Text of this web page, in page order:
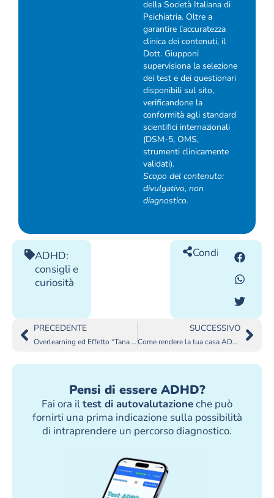
della Società Italiana di
Psichiatria. Oltre a
garantire l’accuratezza
clinica dei contenuti, il
Dott. Giupponi
supervisiona la selezione
dei test e dei questionari
disponibili sul sito,
verificandone la
conformità agli standard
scientifici internazionali
(DSM-5, OMS,
strumenti clinicamente
validati).
Scopo del contenuto:
divulgativo, non
diagnostico.
ADHD:
consigli e
curiosità
Condividilo
PRECEDENTE
Overlearning ed Effetto “Tana del Bianconiglio” nell’ADHD
SUCCESSIVO
Come rendere la tua casa ADHD-friendly
Pensi di essere ADHD?
Fai ora iltest di autovalutazioneche può
fornirti una prima indicazione sulla possibilità
di intraprendere un percorso diagnostico.